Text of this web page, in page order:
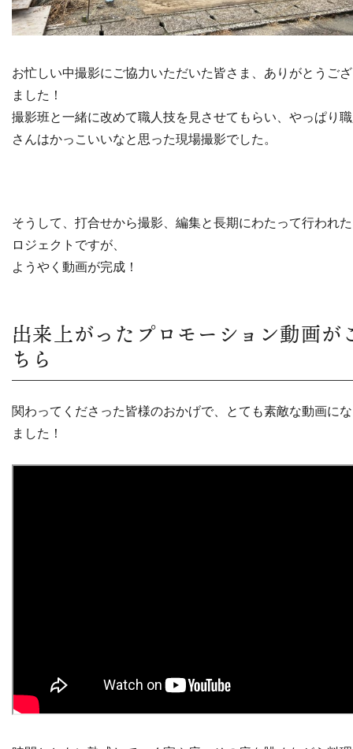
お忙しい中撮影にご協力いただいた皆さま、ありがとうご
ました！
撮影班と一緒に改めて職人技を見させてもらい、やっぱり
さんはかっこいいなと思った現場撮影でした。
そうして、打合せから撮影、編集と長期にわたって行われ
ロジェクトですが、
ようやく動画が完成！
出来上がったプロモーション動画が
ちら
関わってくださった皆様のおかげで、とても素敵な動画に
ました！